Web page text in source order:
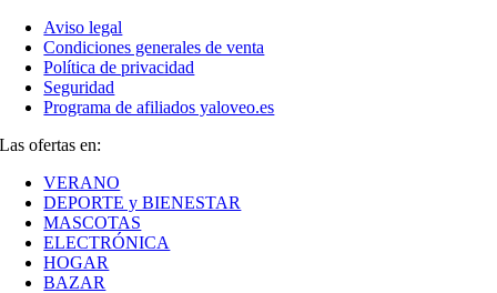
Aviso legal
Condiciones generales de venta
Política de privacidad
Seguridad
Programa de afiliados yaloveo.es
Las ofertas en:
VERANO
DEPORTE y BIENESTAR
MASCOTAS
ELECTRÓNICA
HOGAR
BAZAR